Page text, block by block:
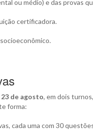
ou médio) e das provas
certificadora.
23 de agosto, em dois
forma:
cada uma com 30